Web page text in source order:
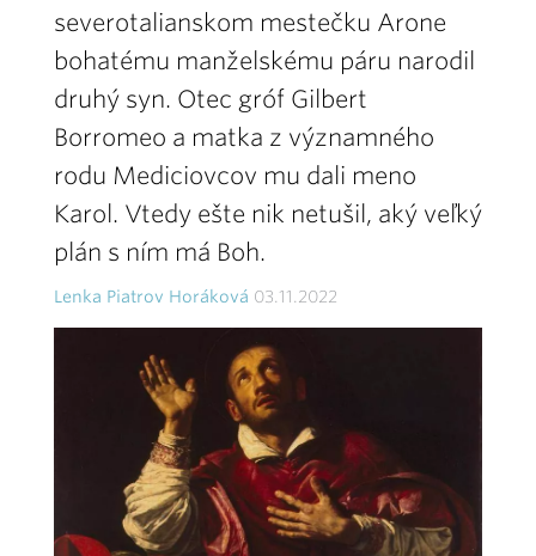
severotalianskom mestečku Arone
bohatému manželskému páru narodil
druhý syn. Otec gróf Gilbert
Borromeo a matka z významného
rodu Mediciovcov mu dali meno
Karol. Vtedy ešte nik netušil, aký veľký
plán s ním má Boh.
Lenka Piatrov Horáková 03.11.2022